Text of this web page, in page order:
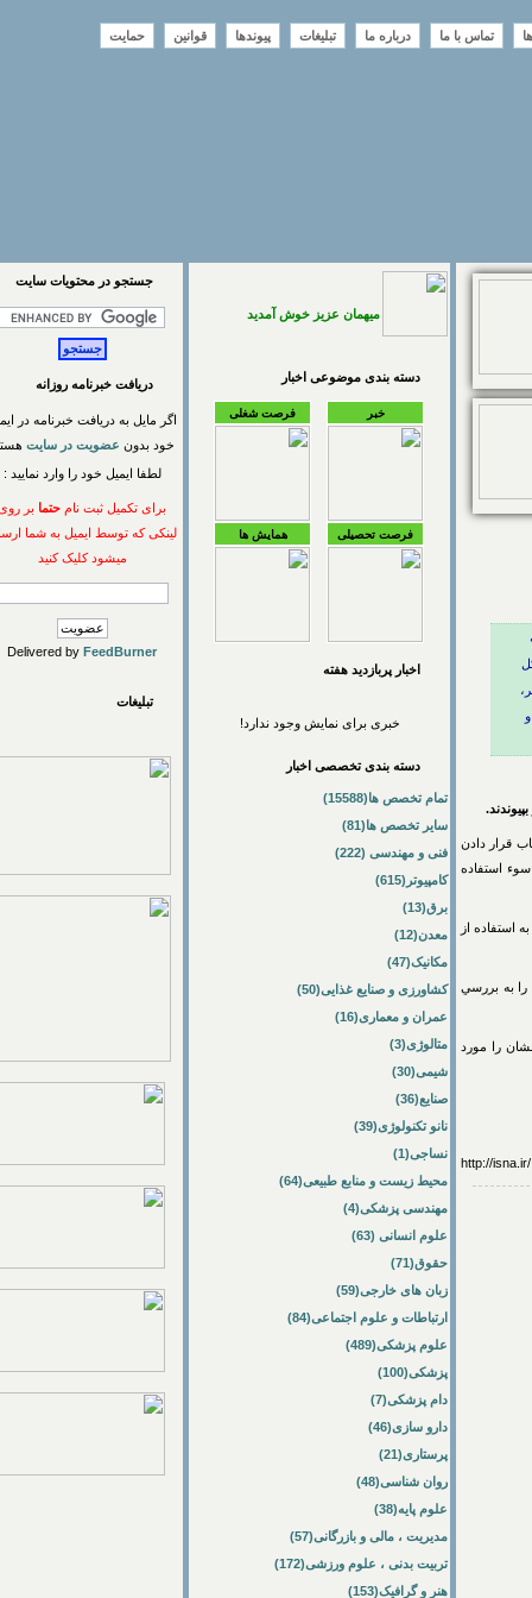
تماس با ما درباره ما تبلیغات پیوندها قوانین حمایت
دادن
استفاده
از
بررسي
را مورد
http://
میهمان عزیز خوش آمدید
دسته بندی موضوعی اخبار
فرصت شغلی
فرصت تحصیلی همایش ها
اخبار پربازديد هفته
خبری برای نمایش وجود ندارد!
دسته بندی تخصصی اخبار
تمام تخصص ها(15588)
سایر تخصص ها(81)
فنی و مهندسی (222)
کامپیوتر(615)
برق(13)
معدن(12)
مکانیک(47)
کشاورزی و صنایع غذایی(50)
عمران و معماری(16)
متالوژی(3)
شیمی(30)
صنایع(36)
نانو تکنولوژی(39)
نساجی(1)
محیط زیست و منابع طبیعی(64)
مهندسی پزشکی(4)
علوم انسانی (63)
حقوق(71)
زبان های خارجی(59)
ارتباطات و علوم اجتماعی(84)
علوم پزشکی(489)
پزشکی(100)
دام پزشکی(7)
دارو سازی(46)
پرستاری(21)
روان شناسی(48)
علوم پایه(38)
مدیریت ، مالی و بازرگانی(57)
تربیت بدنی ، علوم ورزشی(172)
هنر و گرافیک(153)
جستجو در محتويات سايت
دریافت خبرنامه روزانه
اگر مایل به دریافت خبرنامه در ایمیل
خود بدونعضویت در سایتهستید
لطفا ایمیل خود را وارد نمایید :
برای تکمیل ثبت نام حتمابر روی
لینکی که توسط ایمیل به شما ارسال
میشود کلیک کنید
Delivered byFeedBurner
تبلیغات